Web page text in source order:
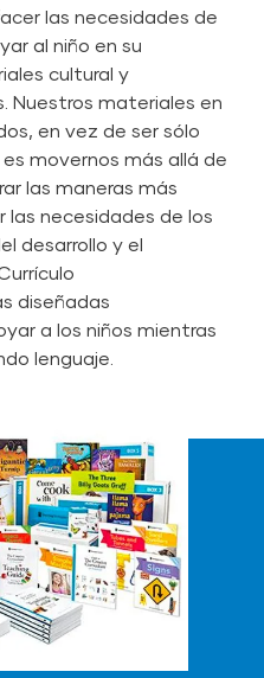
las necesidades de
al niño en su
cultural y
Nuestros materiales en
en vez de ser sólo
movernos más allá de
las maneras más
las necesidades de los
desarrollo y el
diseñadas
a los niños mientras
lenguaje.